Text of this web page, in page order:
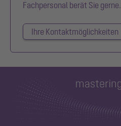
Fachpersonal berät Sie gerne.
Ihre Kontaktmöglichkeiten